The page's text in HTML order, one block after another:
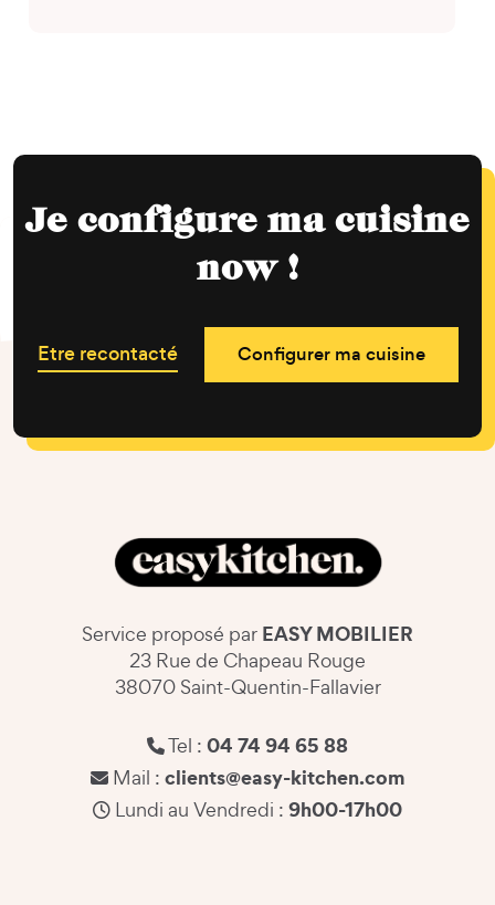
Je configure ma cuisine
now !
Etre recontacté Configurer ma cuisine
Service proposé par EASY MOBILIER
23 Rue de Chapeau Rouge
38070 Saint-Quentin-Fallavier
Tel : 04 74 94 65 88
Mail : clients@easy-kitchen.com
Lundi au Vendredi : 9h00-17h00